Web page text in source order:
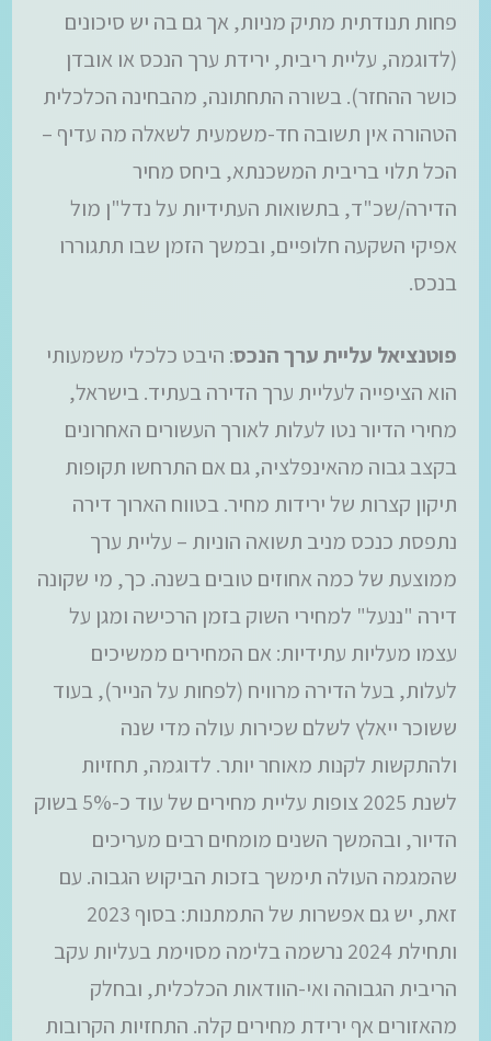
פחות תנודתית מתיק מניות, אך גם בה יש סיכונים
(לדוגמה, עליית ריבית, ירידת ערך הנכס או אובדן
כושר ההחזר). בשורה התחתונה, מהבחינה הכלכלית
הטהורה אין תשובה חד-משמעית לשאלה מה עדיף –
הכל תלוי בריבית המשכנתא, ביחס מחיר
הדירה/שכ"ד, בתשואות העתידיות על נדל"ן מול
אפיקי השקעה חלופיים, ובמשך הזמן שבו תתגוררו
בנכס.
פוטנציאל עליית ערך הנכס: היבט כלכלי משמעותי
הוא הציפייה לעליית ערך הדירה בעתיד. בישראל,
מחירי הדיור נטו לעלות לאורך העשורים האחרונים
בקצב גבוה מהאינפלציה, גם אם התרחשו תקופות
תיקון קצרות של ירידות מחיר. בטווח הארוך דירה
נתפסת כנכס מניב תשואה הוניות – עליית ערך
ממוצעת של כמה אחוזים טובים בשנה. כך, מי שקונה
דירה "ננעל" למחירי השוק בזמן הרכישה ומגן על
עצמו מעליות עתידיות: אם המחירים ממשיכים
לעלות, בעל הדירה מרוויח (לפחות על הנייר), בעוד
ששוכר ייאלץ לשלם שכירות עולה מדי שנה
ולהתקשות לקנות מאוחר יותר. לדוגמה, תחזיות
לשנת 2025 צופות עליית מחירים של עוד כ-5% בשוק
הדיור, ובהמשך השנים מומחים רבים מעריכים
שהמגמה העולה תימשך בזכות הביקוש הגבוה. עם
זאת, יש גם אפשרות של התמתנות: בסוף 2023
ותחילת 2024 נרשמה בלימה מסוימת בעליות עקב
הריבית הגבוהה ואי-הוודאות הכלכלית, ובחלק
מהאזורים אף ירידת מחירים קלה. התחזיות הקרובות